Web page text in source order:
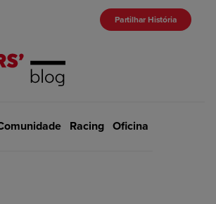
Partilhar História
Racing Oficina
Gama